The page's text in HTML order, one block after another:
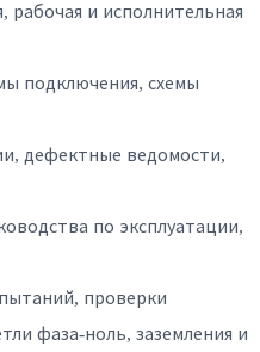
рабочая и исполнительная
подключения, схемы
дефектные ведомости,
по эксплуатации,
проверки
фаза-ноль, заземления и